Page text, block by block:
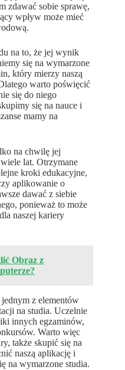
zdawać sobie sprawę,
wpływ może mieć
na to, że jej wynik
się na wymarzone
który mierzy naszą
warto poświęcić
się do niego
się na nauce i
mamy na
na chwilę jej
lat. Otrzymane
kroki edukacyjne,
aplikowanie o
dawać z siebie
ponieważ to może
naszej kariery
Obraz z
z elementów
na studia. Uczelnie
innych egzaminów,
Warto więc
także skupić się na
naszą aplikację i
na wymarzone studia.